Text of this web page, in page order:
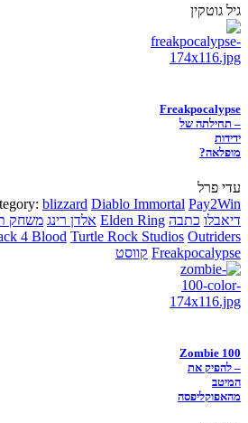
גיל גוטקין
Freakpocalypse
– תחילתה של
ידידות
מופלאה?
עדי פרל
blizzard Diablo Immortal Pay2Win
דיאבלו כתבה Elden Ring אלדן רינג משחק
4 Blood Turtle Rock Studios Outriders
Freakpocalypse קווסט
Zombie 100
– להפיק את
המיטב
מהאפוקליפסה